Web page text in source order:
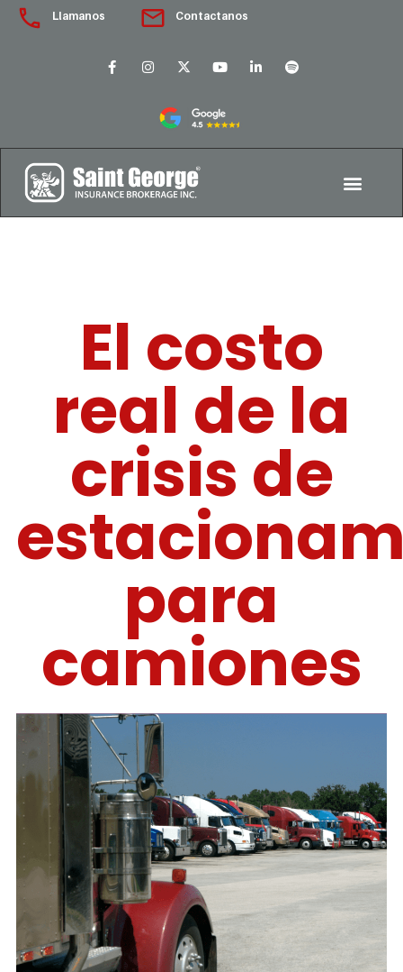
Llamanos Contactanos
El costo
real de la
crisis de
para
camiones